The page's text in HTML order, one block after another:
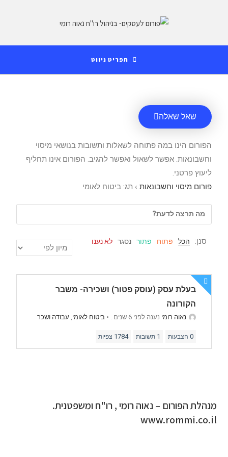
תפריט ניווט
שאל שאלה
הפורום הינו במה פתוחה לשאלות ותשובות בנושאי מיסוי
וחשבונאות. אפשר לשאול ואפשר להגיב. הפורום אינו תחליף
ליעוץ פרטני.
פורום מיסוי וחשבונאות › תג: ביטוח לאומי
סנן: הכל פתוח פתור נסגר לא נענו
בעלת עסק (עוסק פטור) ושכירה- משבר
הקורונה
נאוה רומי נענה לפני 6 שנים . • ביטוח לאומי עבודה ושכר
1784 צפיות 1 תשובות 0 הצבעות
מנהלת הפורום – נאוה רומי , רו"ח ומשפטנית.
www.rommi.co.il